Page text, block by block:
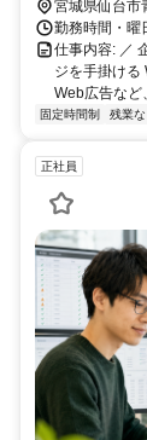
宮城県仙台市
勤務時間・
仕事内容: ／
ジを手掛ける
Web広告など
固定時間制 残業な
正社員